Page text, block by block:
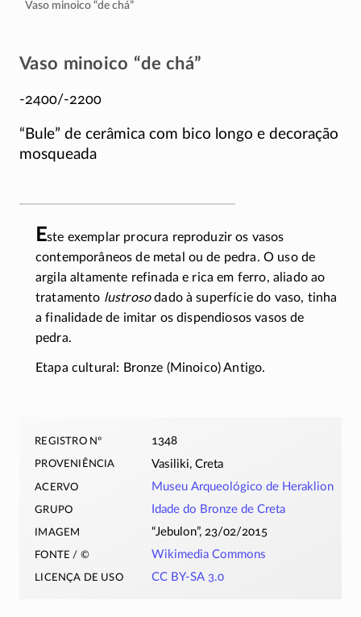
Vaso minoico “de chá”
Vaso minoico “de chá”
-2400/-2200
“Bule” de cerâmica com bico longo e decoração
mosqueada
Este exemplar procura reproduzir os vasos
contemporâneos de metal ou de pedra. O uso de
argila altamente refinada e rica em ferro, aliado ao
tratamento lustrosodado à superfície do vaso, tinha
a finalidade de imitar os dispendiosos vasos de
pedra.
Etapa cultural: Bronze (Minoico) Antigo.
registro nº 1348
proveniência Vasiliki, Creta
acervo Museu Arqueológico de Heraklion
grupo Idade do Bronze de Creta
imagem “Jebulon”, 23/02/2015
fonte / © Wikimedia Commons
licença de uso CC BY-SA 3.0